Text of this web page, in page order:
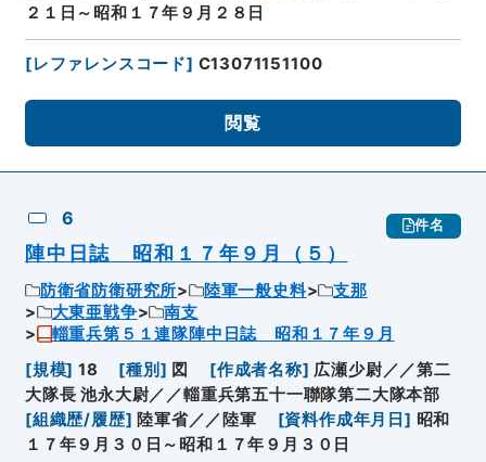
２１日～昭和１７年９月２８日
[レファレンスコード] C13071151100
閲覧
6 件名
陣中日誌 昭和１７年９月（５）
防衛省防衛研究所 陸軍一般史料
支那
大東亜戦争
南支
輜重兵第５１連隊陣中日誌 昭和１７年９月
[規模] 18 [種別 ] 図 [作成者名称] 広瀬少尉／／第二
大隊長 池永大尉／／輜重兵第五十一聯隊第二大隊本部
[組織歴/履歴] 陸軍省／／陸軍 [資料作成年月日] 昭和
１７年９月３０日～昭和１７年９月３０日